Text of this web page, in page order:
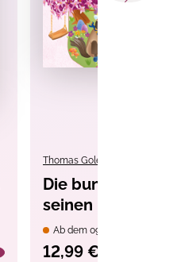
Thomas Goletz
Die bunte Welt
seinen Freunden
Ab dem 09.10.26
12,99 €